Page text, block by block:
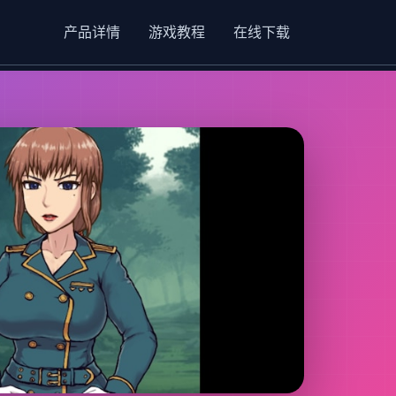
产品详情 游戏教程 在线下载